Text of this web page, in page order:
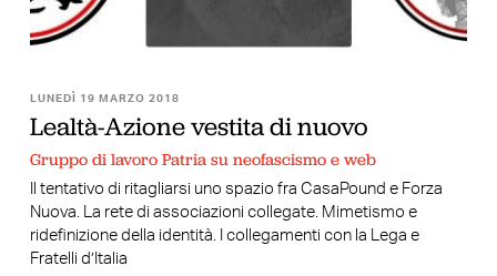
LUNEDÌ 19 MARZO 2018
Lealtà-Azione vestita di nuovo
Gruppo di lavoro Patria su neofascismo e web
Il tentativo di ritagliarsi uno spazio fra CasaPound e Forza
Nuova. La rete di associazioni collegate. Mimetismo e
ridefinizione della identità. I collegamenti con la Lega e
Fratelli d’Italia